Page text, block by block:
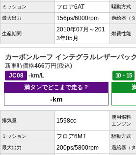
ミッション フロア6AT 駆動方式
最大出力 156ps/6000rpm 過給器（タ
生産期間
2010年07月～201
3年05月
燃費性能
カーボンルーフ インテグラルレザーパック
新車時価格466万円(税込)
JC08
-km/L 10・15
満タンでどこまで走る？
-km
排気量 1598cc
使用燃料
エンジン
ミッション フロア6MT 駆動方式
最大出力 200ps/5800rpm 過給器（タ